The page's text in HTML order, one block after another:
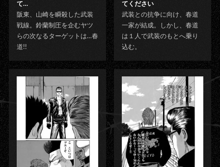
て…
阪東、山崎を瞬殺した武装
戦線。鈴蘭制圧を企むヤツ
らの次なるターゲットは…春
道!!
てください
武装との抗争に向け、春道
一家が結成。しかし、春道
は１人で武装のもとへ乗り
込む。